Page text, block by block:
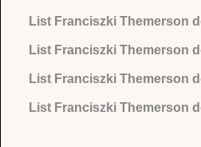
List Franciszki Themerson
List Franciszki Themerson
List Franciszki Themerson
List Franciszki Themerson